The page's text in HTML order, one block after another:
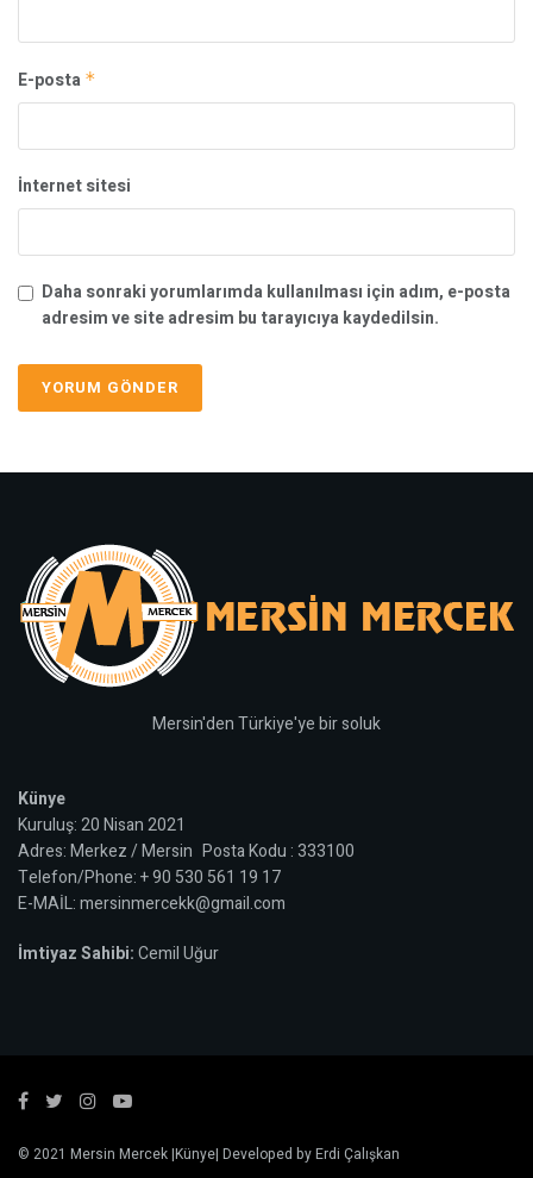
E-posta *
İnternet sitesi
Daha sonraki yorumlarımda kullanılması için adım, e-posta
adresim ve site adresim bu tarayıcıya kaydedilsin.
Mersin'den Türkiye'ye bir soluk
Künye
Kuruluş: 20 Nisan 2021
Adres: Merkez / Mersin Posta Kodu : 333100
Telefon/Phone: + 90 530 561 19 17
E-MAİL: mersinmercekk@gmail.com
İmtiyaz Sahibi:Cemil Uğur
© 2021 Mersin Mercek|Künye| Developed byErdi Çalışkan